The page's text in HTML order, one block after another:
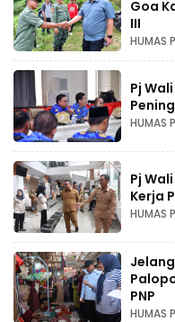
Goa
III
HUMAS
Pj
HUMAS
Pj
Kerja
HUMAS
PNP
HUMAS